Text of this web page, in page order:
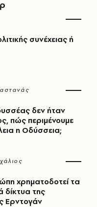
συνέχειας ή
δεν ήταν
πώς περιμένουμε
η Οδύσσεια;
χρηματοδοτεί τα
δίκτυα της
Ερντογάν